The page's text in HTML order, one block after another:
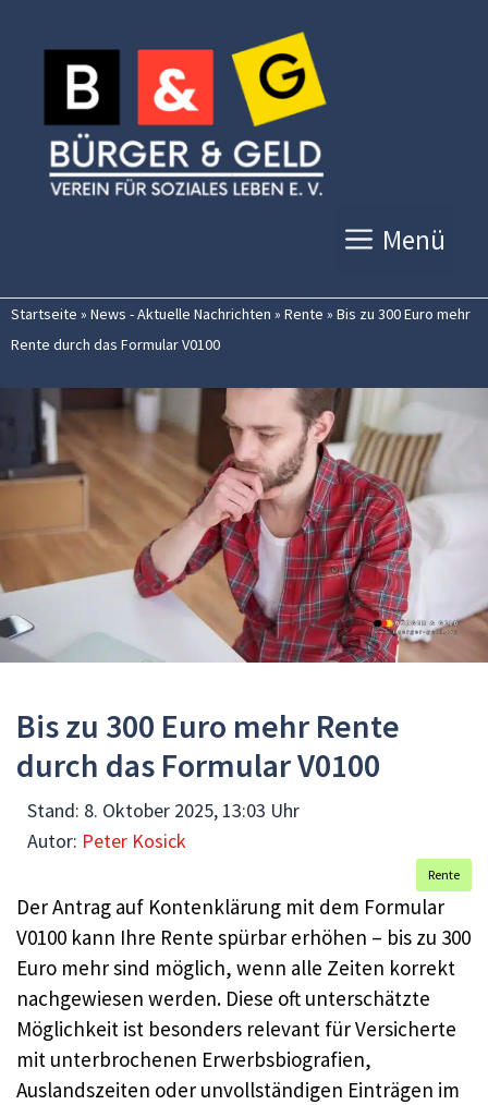
Inhalt
springen
Menü
Startseite » News - Aktuelle Nachrichten » Rente » Bis zu 300 Euro mehr
Rente durch das Formular V0100
Bis zu 300 Euro mehr Rente
durch das Formular V0100
Stand: 8. Oktober 2025, 13:03 Uhr
Autor: Peter Kosick
Rente
Der Antrag auf Kontenklärung mit dem Formular
V0100 kann Ihre Rente spürbar erhöhen – bis zu 300
Euro mehr sind möglich, wenn alle Zeiten korrekt
nachgewiesen werden. Diese oft unterschätzte
Möglichkeit ist besonders relevant für Versicherte
mit unterbrochenen Erwerbsbiografien,
Auslandszeiten oder unvollständigen Einträgen im